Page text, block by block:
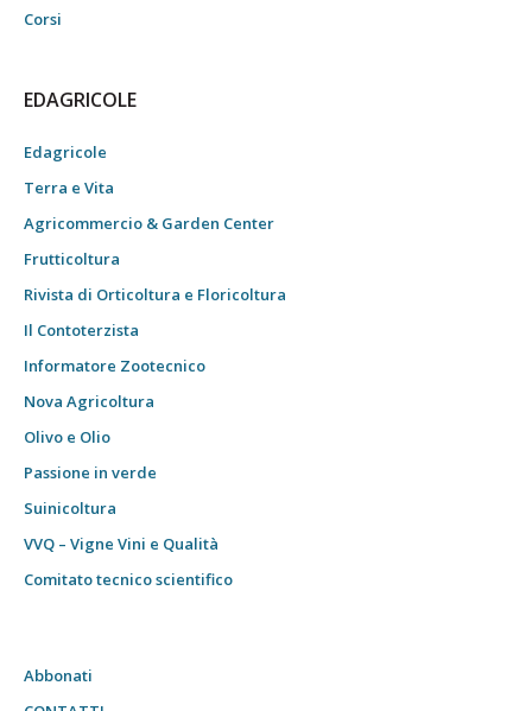
Corsi
EDAGRICOLE
Edagricole
Terra e Vita
Agricommercio & Garden Center
Frutticoltura
Rivista di Orticoltura e Floricoltura
Il Contoterzista
Informatore Zootecnico
Nova Agricoltura
Olivo e Olio
Passione in verde
Suinicoltura
VVQ – Vigne Vini e Qualità
Comitato tecnico scientifico
Abbonati